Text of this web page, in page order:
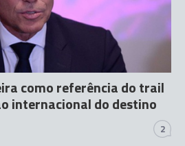
como referência do trail
internacional do destino
2